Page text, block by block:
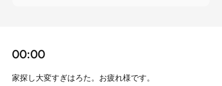
00:00
家探し大変すぎはろた。お疲れ様です。